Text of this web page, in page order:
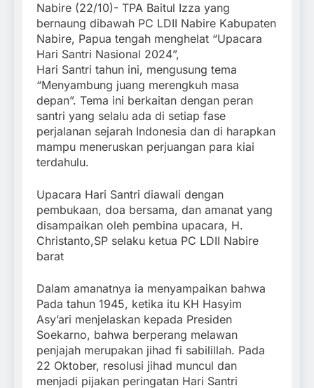
Nabire (22/10)- TPA Baitul Izza yang
bernaung dibawah PC LDII Nabire Kabupaten
Nabire, Papua tengah menghelat “Upacara
Hari Santri Nasional 2024”,
Hari Santri tahun ini, mengusung tema
“Menyambung juang merengkuh masa
depan”. Tema ini berkaitan dengan peran
santri yang selalu ada di setiap fase
perjalanan sejarah Indonesia dan di harapkan
mampu meneruskan perjuangan para kiai
terdahulu.
Upacara Hari Santri diawali dengan
pembukaan, doa bersama, dan amanat yang
disampaikan oleh pembina upacara, H.
Christanto,SP selaku ketua PC LDII Nabire
barat
Dalam amanatnya ia menyampaikan bahwa
Pada tahun 1945, ketika itu KH Hasyim
Asy’ari menjelaskan kepada Presiden
Soekarno, bahwa berperang melawan
penjajah merupakan jihad fi sabilillah. Pada
22 Oktober, resolusi jihad muncul dan
menjadi pijakan peringatan Hari Santri